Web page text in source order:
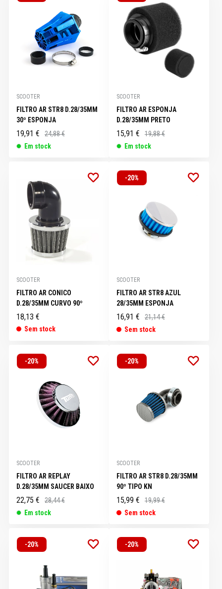
SCOOTER
FILTRO AR STR8 D.28/35MM
30º ESPONJA
19,91 €
24,88 €
Em stock
SCOOTER
FILTRO AR ESPONJA
D.28/35MM PRETO
15,91 €
19,88 €
Em stock
SCOOTER
FILTRO AR CONICO
D.28/35MM CURVO 90º
18,13 €
Sem stock
-20%
SCOOTER
FILTRO AR STR8 AZUL
28/35MM ESPONJA
16,91 €
21,14 €
Sem stock
-20%
SCOOTER
FILTRO AR REPLAY
D.28/35MM SAUCER BAIXO
22,75 €
28,44 €
Em stock
-20%
SCOOTER
FILTRO AR STR8 D.28/35MM
90º TIPO KN
15,99 €
19,99 €
Sem stock
-20% -20%